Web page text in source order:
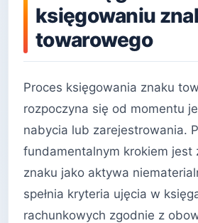
księgowaniu
towarowego
Proces księgowania znaku
rozpoczyna się od momentu
nabycia lub zarejestrowania.
fundamentalnym krokiem jest
znaku jako aktywa
spełnia kryteria ujęcia w
rachunkowych zgodnie z